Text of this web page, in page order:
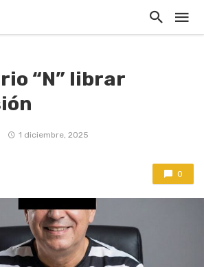
“N” librar
1 diciembre, 2025
0